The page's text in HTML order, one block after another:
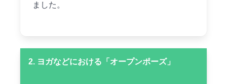
ました。
2. ヨガなどにおける「オープンポーズ」